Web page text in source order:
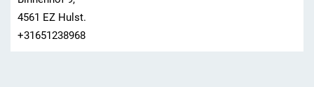
4561 EZ Hulst.
+31651238968